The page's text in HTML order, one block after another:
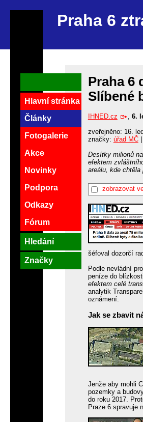
Praha 6
Praha 6
Slíbené
IHNED.cz , 6.
zveřejněno: 16.
značky: úřad MČ|
Desítky milionů
efektem
areálu, kde
zobrazovat
šéfoval dozorčí
Podle nevládní
peníze do
efektem celé
analytik
oznámení.
Jak se zbavit
Jenže aby mohli
pozemky a
do roku 2017.
Praze 6 spravuje
Hlavní stránka
Články
Fotogalerie
Akce
Novinky
Podpora
Odkazy
Fórum
Hledání
Značky